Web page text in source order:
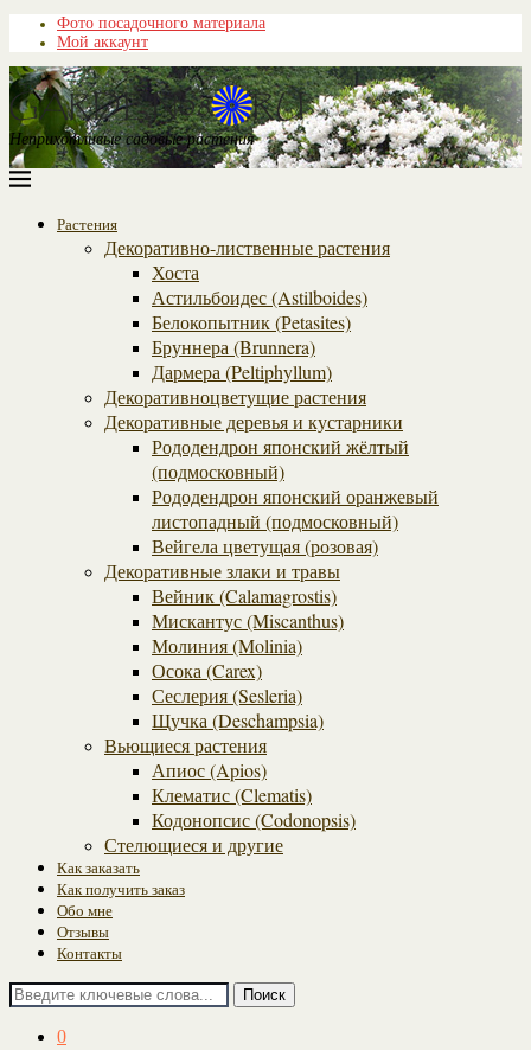
Фото посадочного материала
Мой аккаунт
Неприхотливые садовые растения
Растения
Декоративно-лиственные растения
Хоста
Астильбоидес (Astilboides)
Белокопытник (Рetasites)
Бруннера (Brunnera)
Дармера (Peltiphyllum)
Декоративноцветущие растения
Декоративные деревья и кустарники
Рододендрон японский жёлтый
(подмосковный)
Рододендрон японский оранжевый
листопадный (подмосковный)
Вейгела цветущая (розовая)
Декоративные злаки и травы
Вейник (Calamagrostis)
Мискантус (Miscanthus)
Молиния (Molinia)
Осока (Carex)
Сеслерия (Sesleria)
Щучка (Deschampsia)
Вьющиеся растения
Апиос (Apios)
Клематис (Clematis)
Кодонопсис (Codonopsis)
Стелющиеся и другие
Как заказать
Как получить заказ
Обо мне
Отзывы
Контакты
Поиск
0